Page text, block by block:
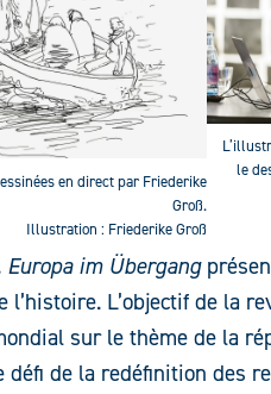
en direct par Friederike
Groß.
Illustration : Friederike Groß
le
Europa im Übergang
l’histoire. L’objectif de la
sur le thème de la
de la redéfinition des